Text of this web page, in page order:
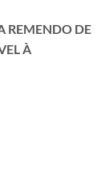
REMENDO DE
À